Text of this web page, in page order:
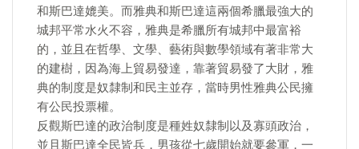
和斯巴達媲美。而雅典和斯巴達這兩個希臘最強大的
城邦平常水火不容，雅典是希臘所有城邦中最富裕
的，並且在哲學、文學、藝術與數學領域有著非常大
的建樹，因為海上貿易發達，靠著貿易發了大財，雅
典的制度是奴隸制和民主並存，當時男性雅典公民擁
有公民投票權。
反觀斯巴達的政治制度是種姓奴隸制以及寡頭政治，
並且斯巴達全民皆兵，男孩從七歲開始就要參軍，一